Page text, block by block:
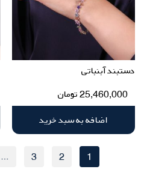
دستبند آبنباتی
25,460,000تومان
اضافه به سبد خرید
1
2
3
…